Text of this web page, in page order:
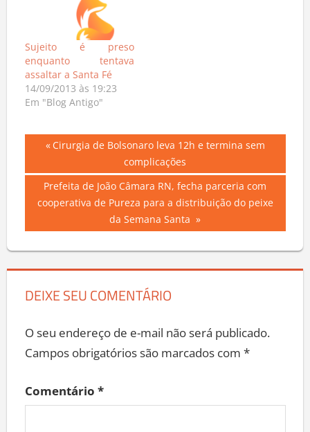
Sujeito é preso
enquanto tentava
assaltar a Santa Fé
14/09/2013 às 19:23
Em "Blog Antigo"
Navegação
de
Post
Previous
Cirurgia de Bolsonaro leva 12h e termina sem
complicações
Next
Post:
Prefeita de João Câmara RN, fecha parceria com
cooperativa de Pureza para a distribuição do peixe
da Semana Santa
DEIXE SEU COMENTÁRIO
O seu endereço de e-mail não será publicado.
Campos obrigatórios são marcados com *
Comentário *